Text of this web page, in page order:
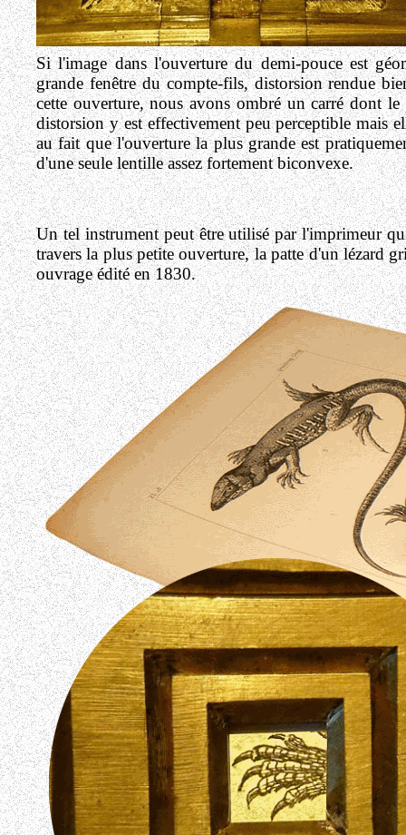
Si l'image dans l'ouverture du demi-pouce est
grande fenêtre du compte-fils, distorsion rendue
cette ouverture, nous avons ombré un carré dont
distorsion y est effectivement peu perceptible mais
au fait que l'ouverture la plus grande est
d'une seule lentille assez fortement biconvexe.
Un tel instrument peut être utilisé par l'imprimeur
travers la plus petite ouverture, la patte d'un lézard
ouvrage édité en 1830.